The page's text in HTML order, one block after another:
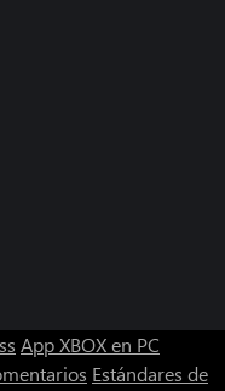
App XBOX en PC
Estándares de